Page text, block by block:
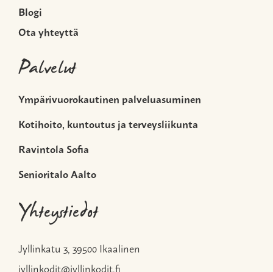
Blogi
Ota yhteyttä
Palvelut
Ympärivuorokautinen palveluasuminen
Kotihoito, kuntoutus ja terveysliikunta
Ravintola Sofia
Senioritalo Aalto
Yhteystiedot
Jyllinkatu 3, 39500 Ikaalinen
jyllinkodit@jyllinkodit.fi